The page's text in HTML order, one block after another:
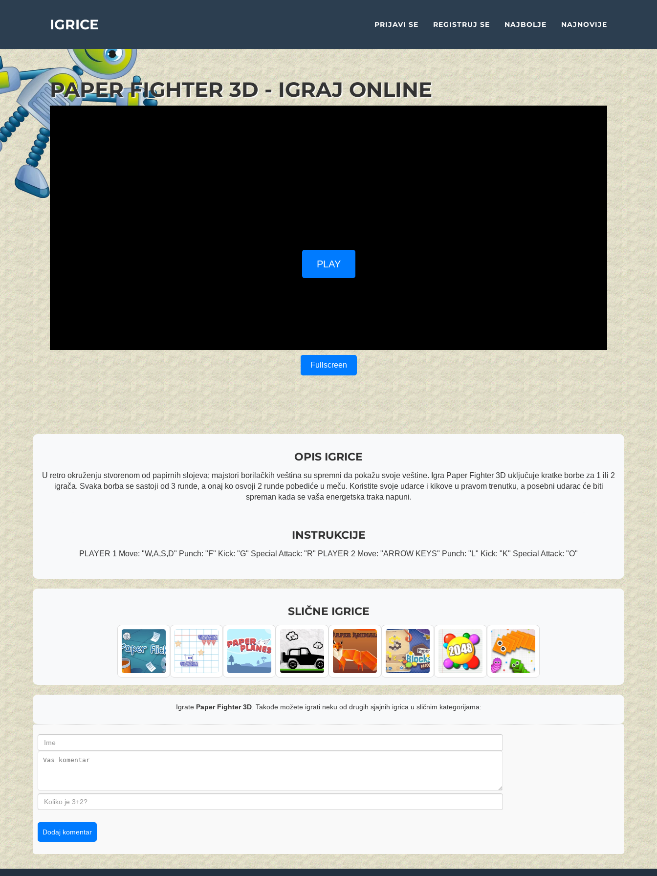
IGRICE PRIJAVI SE REGISTRUJ SE NAJBOLJE NAJNOVIJE
PAPER FIGHTER 3D - IGRAJ ONLINE
PLAY
Fullscreen
OPIS IGRICE
U retro okruženju stvorenom od papirnih slojeva; majstori borilačkih veština su spremni da pokažu svoje veštine. Igra Paper Fighter 3D uključuje kratke borbe za 1 ili 2
igrača. Svaka borba se sastoji od 3 runde, a onaj ko osvoji 2 runde pobediće u meču. Koristite svoje udarce i kikove u pravom trenutku, a posebni udarac će biti
spreman kada se vaša energetska traka napuni.
INSTRUKCIJE
PLAYER 1 Move: "W,A,S,D" Punch: "F" Kick: "G" Special Attack: "R" PLAYER 2 Move: "ARROW KEYS" Punch: "L" Kick: "K" Special Attack: "O"
SLIČNE IGRICE
Igrate Paper Fighter 3D. Takođe možete igrati neku od drugih sjajnih igrica u sličnim kategorijama:
Dodaj komentar